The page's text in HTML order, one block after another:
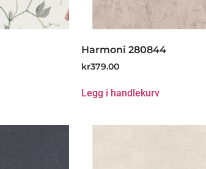
Harmoni 280844
kr379.00
Legg i handlekurv